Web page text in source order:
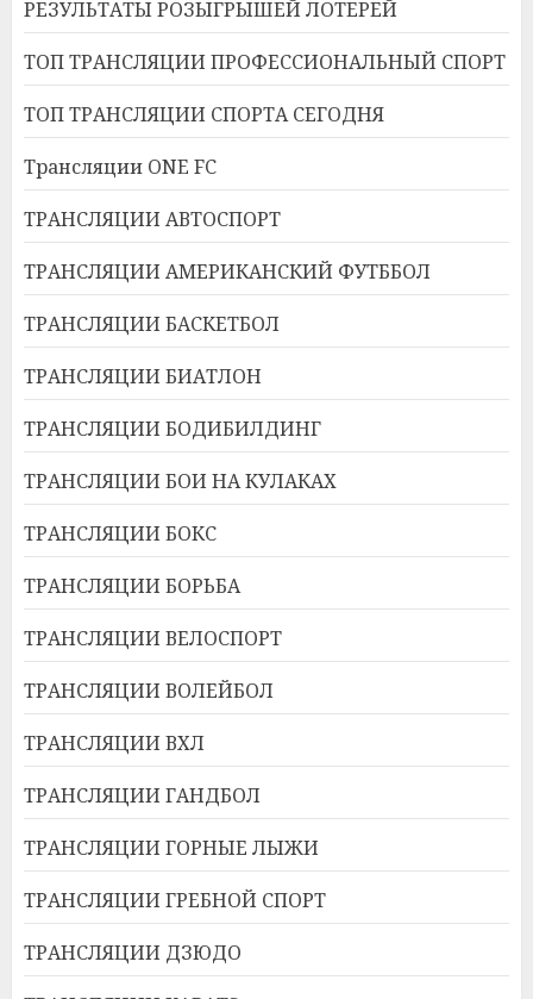
РЕЗУЛЬТАТЫ РОЗЫГРЫШЕЙ ЛОТЕРЕЙ
ТОП ТРАНСЛЯЦИИ ПРОФЕССИОНАЛЬНЫЙ СПОРТ
ТОП ТРАНСЛЯЦИИ СПОРТА СЕГОДНЯ
Трансляции ONE FC
ТРАНСЛЯЦИИ АВТОСПОРТ
ТРАНСЛЯЦИИ АМЕРИКАНСКИЙ ФУТББОЛ
ТРАНСЛЯЦИИ БАСКЕТБОЛ
ТРАНСЛЯЦИИ БИАТЛОН
ТРАНСЛЯЦИИ БОДИБИЛДИНГ
ТРАНСЛЯЦИИ БОИ НА КУЛАКАХ
ТРАНСЛЯЦИИ БОКС
ТРАНСЛЯЦИИ БОРЬБА
ТРАНСЛЯЦИИ ВЕЛОСПОРТ
ТРАНСЛЯЦИИ ВОЛЕЙБОЛ
ТРАНСЛЯЦИИ ВХЛ
ТРАНСЛЯЦИИ ГАНДБОЛ
ТРАНСЛЯЦИИ ГОРНЫЕ ЛЫЖИ
ТРАНСЛЯЦИИ ГРЕБНОЙ СПОРТ
ТРАНСЛЯЦИИ ДЗЮДО